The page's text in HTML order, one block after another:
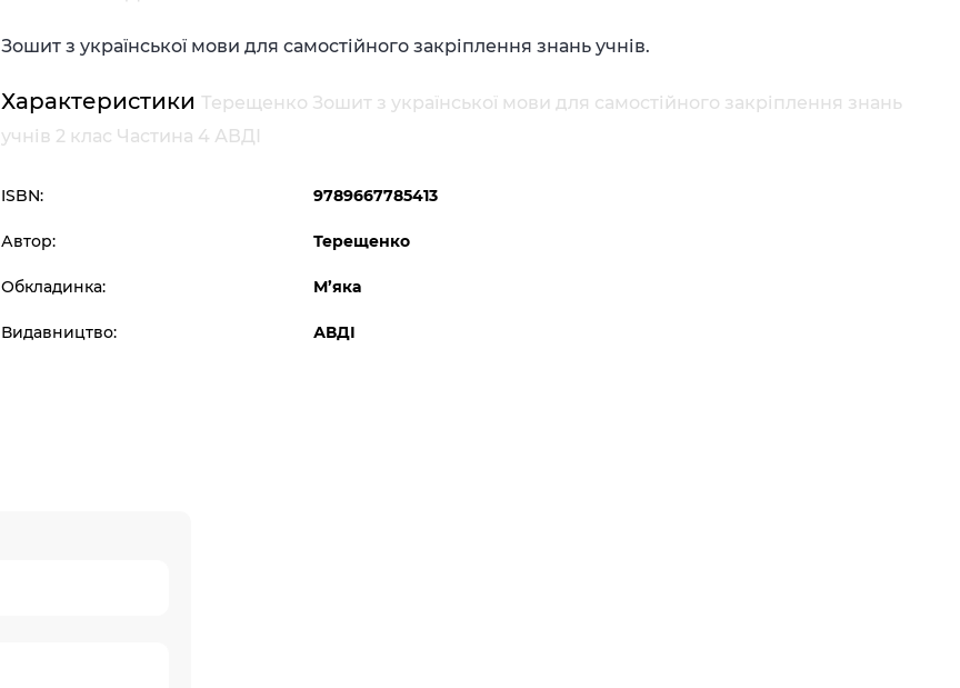
Зошит з української мови для самостійного закріплення знань учнів.
ХарактеристикиТерещенко Зошит з української мови для самостійного закріплення знань
учнів 2 клас Частина 4 АВДІ
ISBN: 9789667785413
Автор: Терещенко
Обкладинка: М’яка
Видавництво: АВДІ